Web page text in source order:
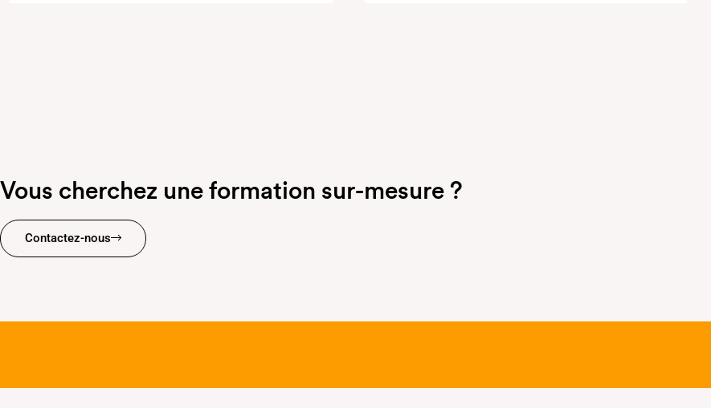
Vous cherchez une formation sur-mesure ?
Contactez-nous